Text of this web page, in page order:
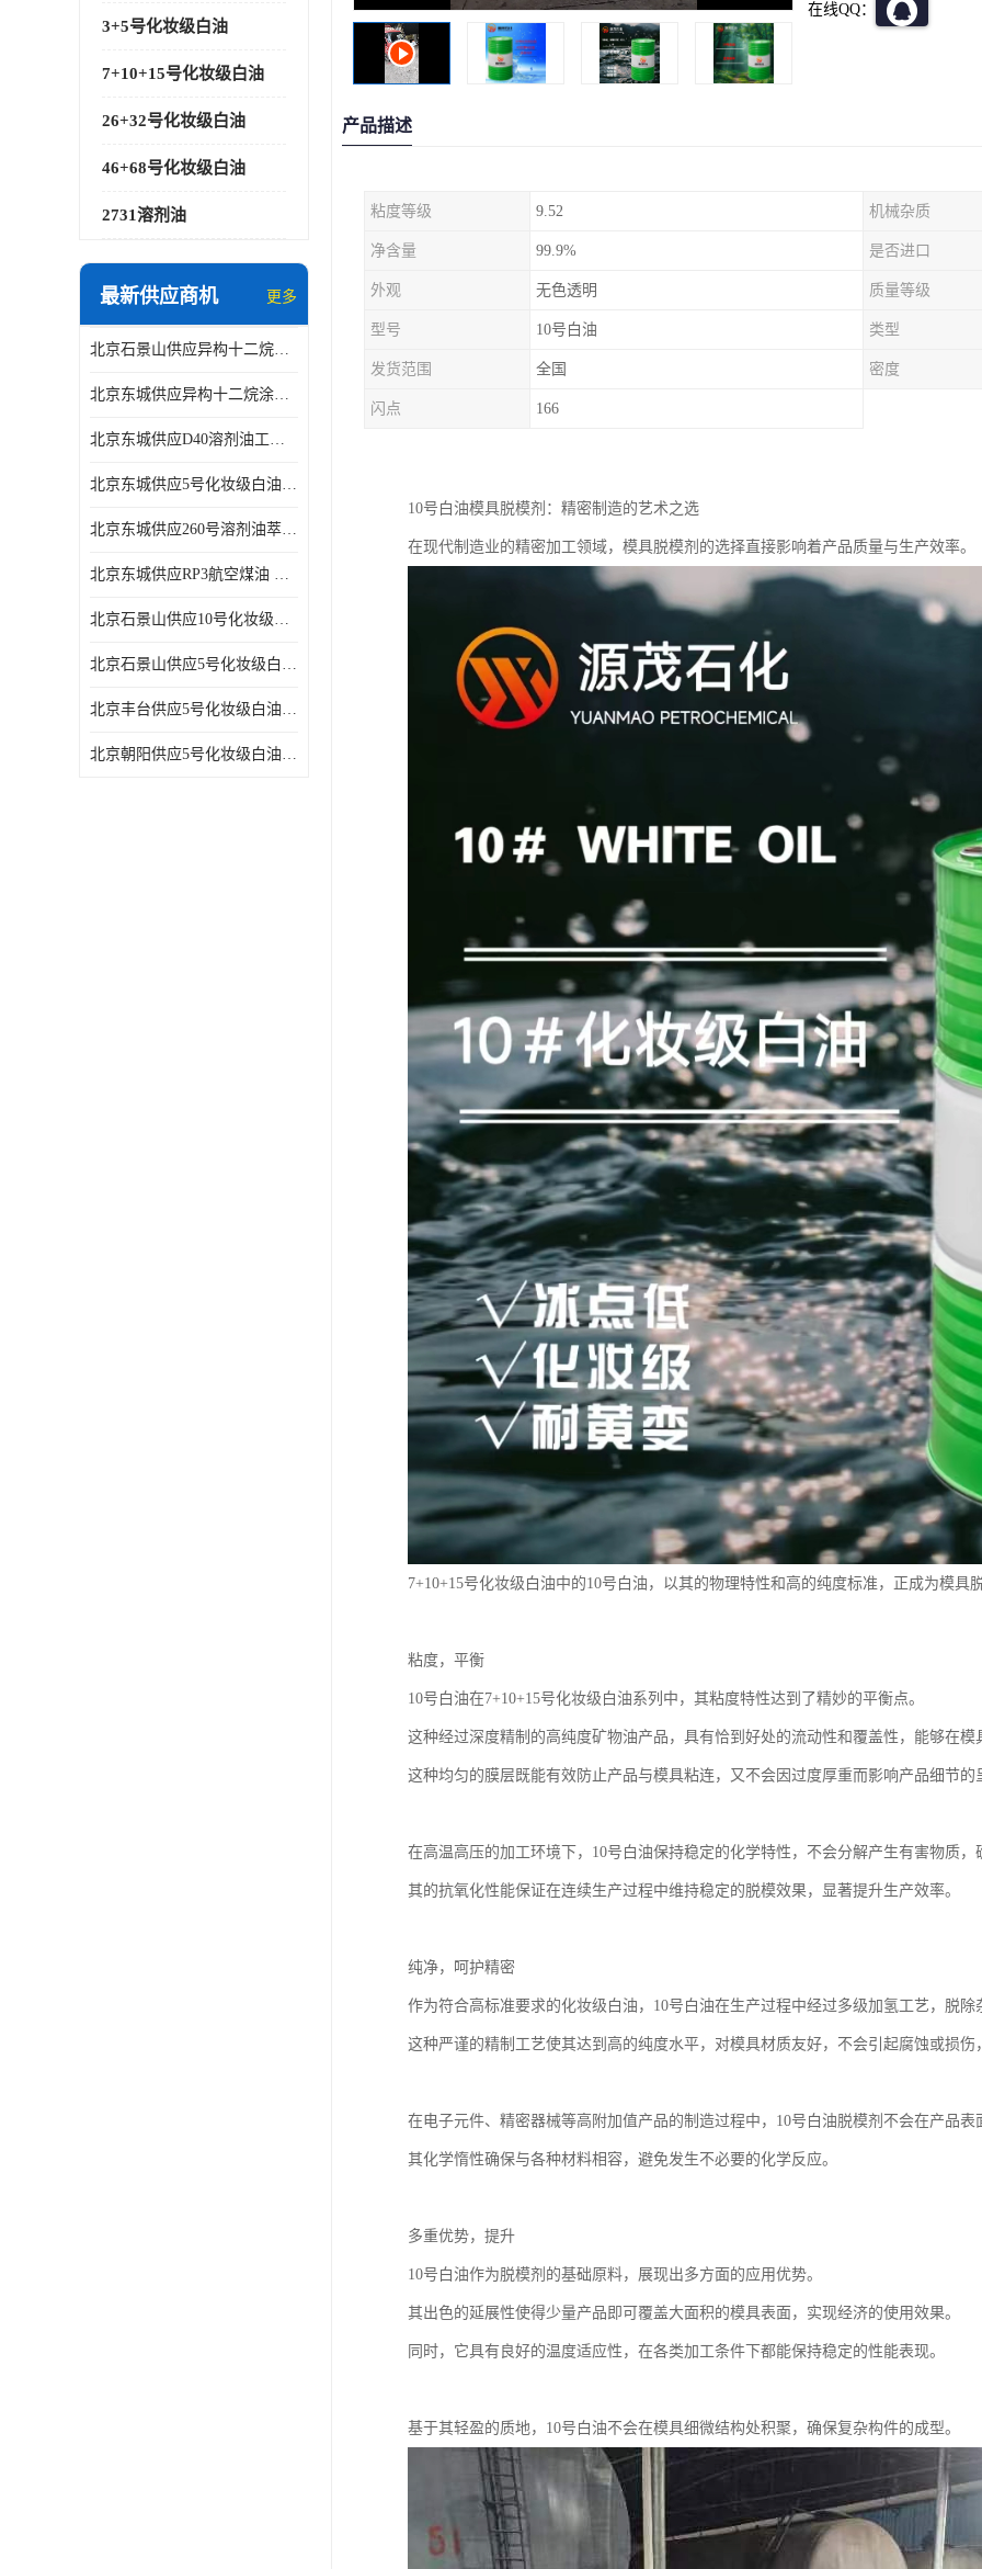
3+5号化妆级白油
7+10+15号化妆级白油
26+32号化妆级白油
46+68号化妆级白油
2731溶剂油
最新供应商机 更多
北京石景山供应异构十二烷香精助剂
北京东城供应异构十二烷涂料胶粘油墨稀释剂
北京东城供应D40溶剂油工业金属清洗
北京东城供应5号化妆级白油钻井液润滑剂
北京东城供应260号溶剂油萃取溶剂油金属萃取剂
北京东城供应RP3航空煤油 高含量国标工业级航空煤油燃料油 无色透明
北京石景山供应10号化妆级白油高精密机械润滑油
北京石景山供应5号化妆级白油缝纫机油 设备润滑油
北京丰台供应5号化妆级白油纤维与织物柔软光亮
北京朝阳供应5号化妆级白油纺织时的润滑剂
在线QQ：
产品描述
粘度等级 9.52 机械杂质
净含量 99.9% 是否进口
外观 无色透明 质量等级
型号 10号白油 类型
发货范围 全国 密度
闪点 166
10号白油模具脱模剂：精密制造的艺术之选
在现代制造业的精密加工领域，模具脱模剂的选择直接影响着产品质量与生产效率。
7+10+15号化妆级白油中的10号白油，以其的物理特性和高的纯度标准，正成为模具
粘度，平衡
10号白油在7+10+15号化妆级白油系列中，其粘度特性达到了精妙的平衡点。
这种经过深度精制的高纯度矿物油产品，具有恰到好处的流动性和覆盖性，能够在模
这种均匀的膜层既能有效防止产品与模具粘连，又不会因过度厚重而影响产品细节的
在高温高压的加工环境下，10号白油保持稳定的化学特性，不会分解产生有害物质，
其的抗氧化性能保证在连续生产过程中维持稳定的脱模效果，显著提升生产效率。
纯净，呵护精密
作为符合高标准要求的化妆级白油，10号白油在生产过程中经过多级加氢工艺，脱除
这种严谨的精制工艺使其达到高的纯度水平，对模具材质友好，不会引起腐蚀或损伤
在电子元件、精密器械等高附加值产品的制造过程中，10号白油脱模剂不会在产品表
其化学惰性确保与各种材料相容，避免发生不必要的化学反应。
多重优势，提升
10号白油作为脱模剂的基础原料，展现出多方面的应用优势。
其出色的延展性使得少量产品即可覆盖大面积的模具表面，实现经济的使用效果。
同时，它具有良好的温度适应性，在各类加工条件下都能保持稳定的性能表现。
基于其轻盈的质地，10号白油不会在模具细微结构处积聚，确保复杂构件的成型。